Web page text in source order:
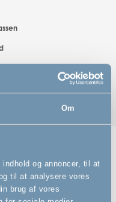
Om
og annoncer, til at
til at analysere vores
brug af vores